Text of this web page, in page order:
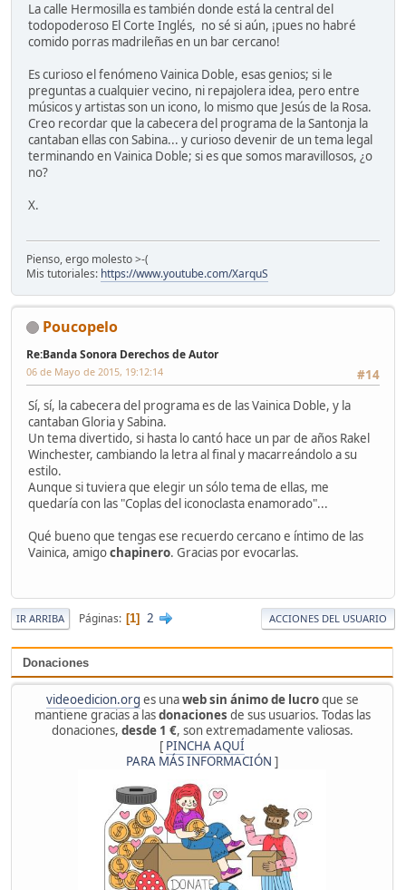
Donaciones
videoedicion.org es unaweb sin ánimo de lucroque se
mantiene gracias a lasdonaciones de sus usuarios. Todas las
donaciones, desde 1 €, son extremadamente valiosas.
[ PINCHA AQUÍ
PARA MÁS INFORMACIÓN ]
La calle Hermosilla es también donde está la central del
todopoderoso El Corte Inglés, no sé si aún, ¡pues no habré
comido porras madrileñas en un bar cercano!
Es curioso el fenómeno Vainica Doble, esas genios; si le
preguntas a cualquier vecino, ni repajolera idea, pero entre
músicos y artistas son un icono, lo mismo que Jesús de la Rosa.
Creo recordar que la cabecera del programa de la Santonja la
cantaban ellas con Sabina... y curioso devenir de un tema legal
terminando en Vainica Doble; si es que somos maravillosos, ¿o
no?
X.
Pienso, ergo molesto >-(
Mis tutoriales: https://www.youtube.com/XarquS
Poucopelo
Re:Banda Sonora Derechos de Autor
#14
06 de Mayo de 2015, 19:12:14
Sí, sí, la cabecera del programa es de las Vainica Doble, y la
cantaban Gloria y Sabina.
Un tema divertido, si hasta lo cantó hace un par de años Rakel
Winchester, cambiando la letra al final y macarreándolo a su
estilo.
Aunque si tuviera que elegir un sólo tema de ellas, me
quedaría con las "Coplas del iconoclasta enamorado"...
Qué bueno que tengas ese recuerdo cercano e íntimo de las
Vainica, amigochapinero. Gracias por evocarlas.
IR ARRIBA Páginas 1 2 ACCIONES DEL USUARIO